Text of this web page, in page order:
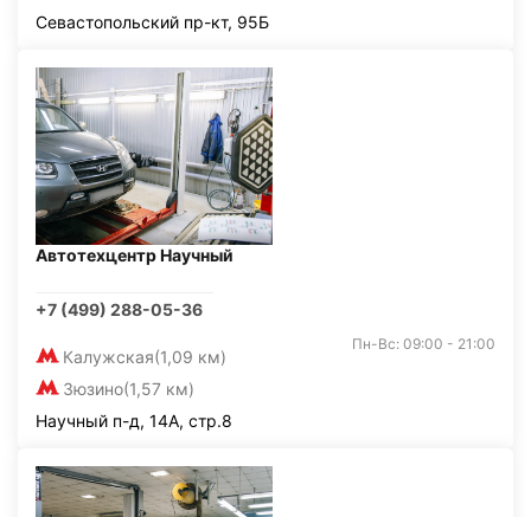
Севастопольский пр-кт, 95Б
Автотехцентр Научный
+7 (499) 288-05-36
Калужская(1,09 км)
Зюзино(1,57 км)
Пн-Вс: 09:00 - 21:00
Научный п-д, 14А, стр.8